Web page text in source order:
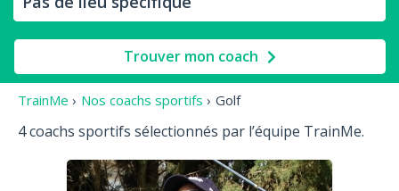
Trouver mon coach
TrainMe › Nos coachs sportifs › Golf
4 coachs sportifs sélectionnés par l’équipe TrainMe.